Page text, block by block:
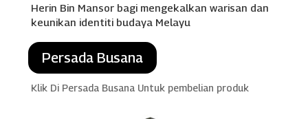
Herin Bin Mansor bagi mengekalkan warisan dan
keunikan identiti budaya Melayu
Persada Busana
Klik Di Persada Busana Untuk pembelian produk